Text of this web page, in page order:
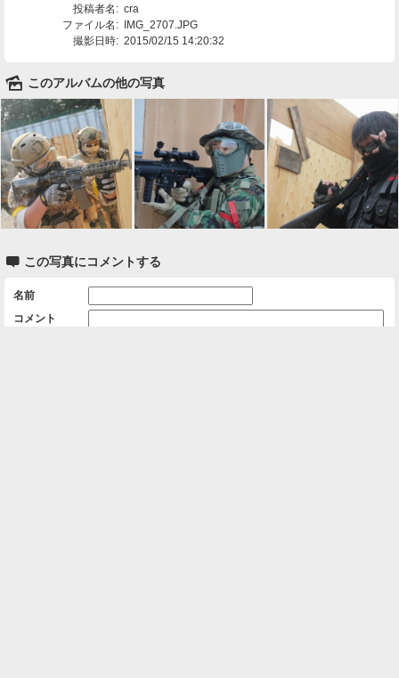
投稿者名: cra
ファイル名: IMG_2707.JPG
撮影日時: 2015/02/15 14:20:32
🌄 このアルバムの他の写真
 この写真にコメントする
名前
コメント